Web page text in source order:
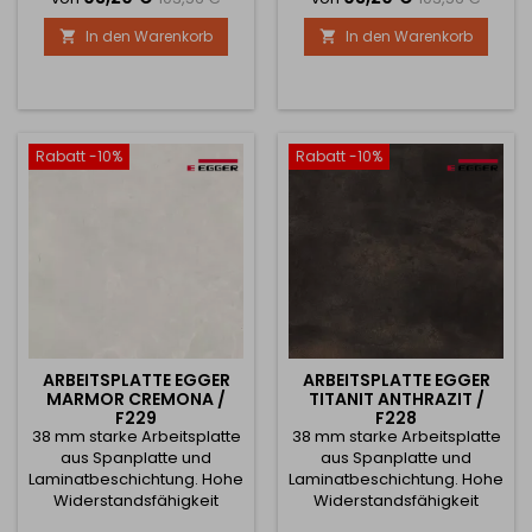
Temperaturen während
des Gebrauchs. Sie haben
die Wahl zwischen
können das Produkt nach
Wählen Sie in diesem Fall
die Option Sondermaße
 In den Warenkorb
Temperaturen während
des Gebrauchs. Sie haben
die Wahl zwischen
können das Produkt nach
Wählen Sie in diesem Fall
die Option Sondermaße
 In den Warenkorb
Rabatt -10%
ARBEITSPLATTE EGGER
MARMOR CREMONA /
F229
38 mm starke Arbeitsplatte
aus Spanplatte und
Laminatbeschichtung. Hohe
Widerstandsfähigkeit
Rabatt -10%
ARBEITSPLATTE EGGER
TITANIT ANTHRAZIT /
F228
38 mm starke Arbeitsplatte
aus Spanplatte und
Laminatbeschichtung. Hohe
Widerstandsfähigkeit